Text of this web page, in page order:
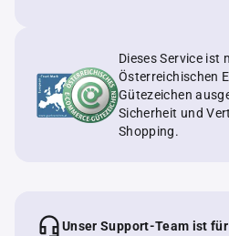
Dieses Service ist
Österreichischen
Gütezeichen
Sicherheit und
Shopping.
Unser Support-Team ist